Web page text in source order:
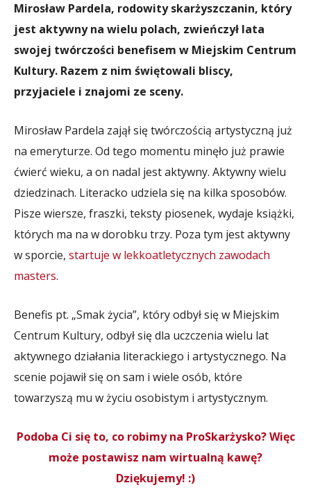
Mirosław Pardela, rodowity skarżyszczanin, który
jest aktywny na wielu polach, zwieńczył lata
swojej twórczości benefisem w Miejskim Centrum
Kultury. Razem z nim świętowali bliscy,
przyjaciele i znajomi ze sceny.
Mirosław Pardela zajął się twórczością artystyczną już
na emeryturze. Od tego momentu minęło już prawie
ćwierć wieku, a on nadal jest aktywny. Aktywny wielu
dziedzinach. Literacko udziela się na kilka sposobów.
Pisze wiersze, fraszki, teksty piosenek, wydaje książki,
których ma na w dorobku trzy. Poza tym jest aktywny
w sporcie, startuje w lekkoatletycznych zawodach
masters.
Benefis pt. „Smak życia”, który odbył się w Miejskim
Centrum Kultury, odbył się dla uczczenia wielu lat
aktywnego działania literackiego i artystycznego. Na
scenie pojawił się on sam i wiele osób, które
towarzyszą mu w życiu osobistym i artystycznym.
Podoba Ci się to, co robimy na ProSkarżysko? Więc
może postawisz nam wirtualną kawę?
Dziękujemy! :)